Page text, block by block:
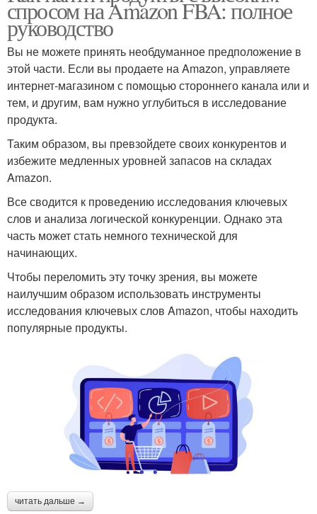
спросом на Amazon FBA: полное
руководство
Вы не можете принять необдуманное предположение в
этой части. Если вы продаете на Amazon, управляете
интернет-магазином с помощью стороннего канала или и
тем, и другим, вам нужно углубиться в исследование
продукта.
Таким образом, вы превзойдете своих конкурентов и
избежите медленных уровней запасов на складах
Amazon.
Все сводится к проведению исследования ключевых
слов и анализа логической конкуренции. Однако эта
часть может стать немного технической для
начинающих.
Чтобы переломить эту точку зрения, вы можете
наилучшим образом использовать инструменты
исследования ключевых слов Amazon, чтобы находить
популярные продукты.
читать дальше →